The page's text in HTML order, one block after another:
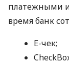
платежными
время банк
E-чек;